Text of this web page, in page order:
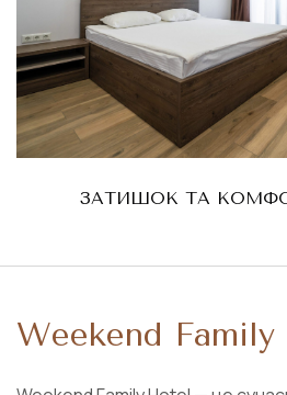
ЗАТИШОК ТА
Weekend